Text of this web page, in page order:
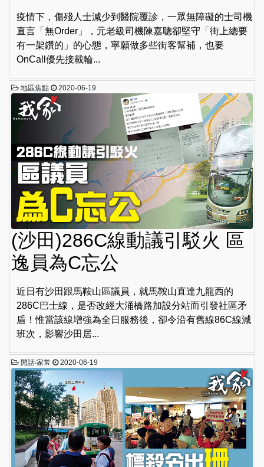
疫情下，傷殘人士減少到醫院覆診，一眾無障礙的士司機
直言「無Order」，元老級司機陳嘉聰卻堅守「街上總要
有一架鑽的」的心態，寧願做多些街客幫補，也要
OnCall優先接載輪...
地區焦點 2020-06-19
(沙田)286C線動議引駁火 區
逸員為C忘公
近日有沙田跟馬鞍山區議員，就馬鞍山直達九龍西的
286C巴士線，是否改經大涌橋路加設分站而引發社區矛
盾！惟當該線增強為全日服務後，卻令沿有舊線86C線減
班次，影響沙田居...
閒話‧家常 2020-06-19